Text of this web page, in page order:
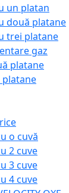
un platan
două platane
trei platane
gaz
platane
o cuvă
2 cuve
3 cuve
4 cuve